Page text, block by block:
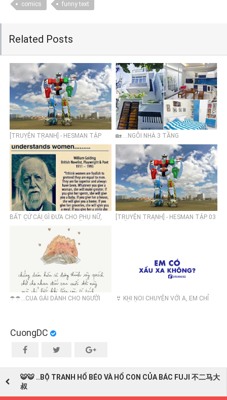
comics funny text
Related Posts
[TRUYỆN TRANH] - HESMAN TẬP
05: DŨNG SỸ CỤT TAY
🏡 ...NGÔI NHÀ 3 TẦNG
BẤT CỨ CÁI GÌ ĐƯA CHO PHỤ NỮ,
HỌ CŨNG SẼ TẠO RA NHỮNG GIÁ
TRỊ CAO HƠN.
[TRUYỆN TRANH] - HESMAN TẬP 03
☂☂...CUA GÁI DÀNH CHO NGƯỜI
👙 KHI NOI CHUYỆN VỚI A, EM CHỈ
CuongDC
🐯🐯 ..BỘ TRANH HỔ BÉO VÀ HỔ CON CỦA BÁC FUJI 不二马大
叔